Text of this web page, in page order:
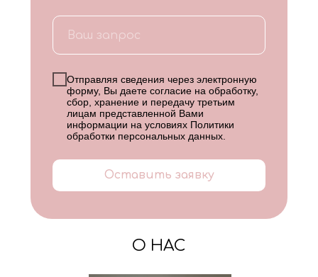
Отправляя сведения через электронную
форму, Вы даете согласие на обработку,
сбор, хранение и передачу третьим
лицам представленной Вами
информации на условиях Политики
обработки персональных данных
Оставить заявку
О НАС